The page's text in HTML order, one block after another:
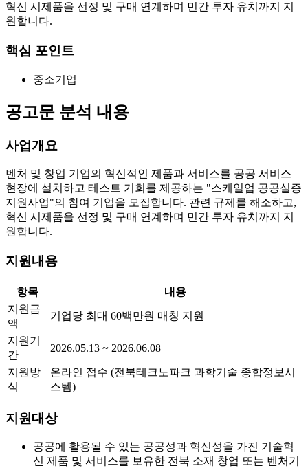
혁신 시제품을 선정 및 구매 연계하며 민간 투자 유치까지 지
원합니다.
핵심 포인트
중소기업
공고문 분석 내용
사업개요
벤처 및 창업 기업의 혁신적인 제품과 서비스를 공공 서비스
현장에 설치하고 테스트 기회를 제공하는 "스케일업 공공실증
지원사업"의 참여 기업을 모집합니다. 관련 규제를 해소하고,
혁신 시제품을 선정 및 구매 연계하며 민간 투자 유치까지 지
원합니다.
지원내용
항목
내용
지원금
액
기업당 최대 60백만원 매칭 지원
지원기
간
2026.05.13 ~ 2026.06.08
지원방
식
온라인 접수 (전북테크노파크 과학기술 종합정보시
스템)
지원대상
공공에 활용될 수 있는 공공성과 혁신성을 가진 기술혁
신 제품 및 서비스를 보유한 전북 소재 창업 또는 벤처기